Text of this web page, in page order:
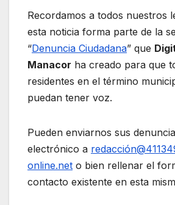
Recordamos a todos nuestros
esta noticia forma parte de la
“Denuncia Ciudadana” que
Manacor ha creado para que
residentes en el término
puedan tener voz.
Pueden enviarnos sus
electrónico a
online.net o bien rellenar el
contacto existente en esta